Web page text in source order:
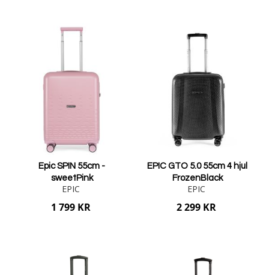
Epic SPIN 55cm -
sweetPink
EPIC
1 799 KR
EPIC GTO 5.0 55cm 4 hjul
FrozenBlack
EPIC
2 299 KR